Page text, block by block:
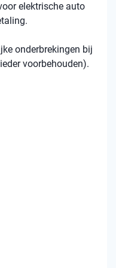
elektrische auto
onderbrekingen bij
voorbehouden).